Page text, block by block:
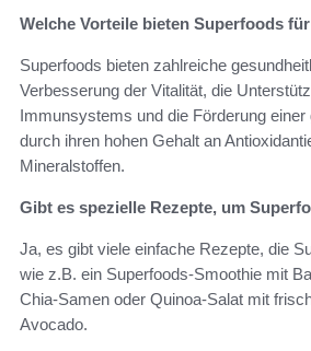
Welche Vorteile bieten Superfoods
Superfoods bieten zahlreiche
Verbesserung der Vitalität, die
Immunsystems und die Förderung einer
durch ihren hohen Gehalt an
Mineralstoffen.
Gibt es spezielle Rezepte, um
Ja, es gibt viele einfache Rezepte, die
wie z.B. ein Superfoods-Smoothie mit
Chia-Samen oder Quinoa-Salat mit
Avocado.